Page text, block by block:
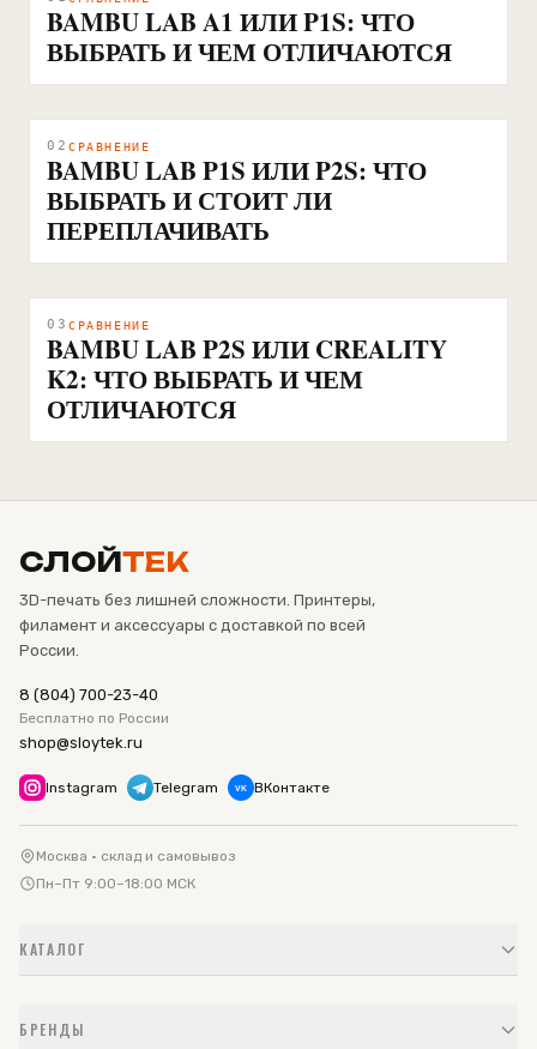
BAMBU LAB A1 ИЛИ P1S: ЧТО
ВЫБРАТЬ И ЧЕМ ОТЛИЧАЮТСЯ
02 СРАВНЕНИЕ
BAMBU LAB P1S ИЛИ P2S: ЧТО
ВЫБРАТЬ И СТОИТ ЛИ
ПЕРЕПЛАЧИВАТЬ
03 СРАВНЕНИЕ
BAMBU LAB P2S ИЛИ CREALITY
K2: ЧТО ВЫБРАТЬ И ЧЕМ
ОТЛИЧАЮТСЯ
СЛОЙТЕК
3D-печать без лишней сложности. Принтеры,
филамент и аксессуары с доставкой по всей
России.
8 (804) 700-23-40
Бесплатно по России
shop@sloytek.ru
Instagram Telegram VK ВКонтакте
Москва · склад и самовывоз
Пн–Пт 9:00–18:00 МСК
КАТАЛОГ
БРЕНДЫ